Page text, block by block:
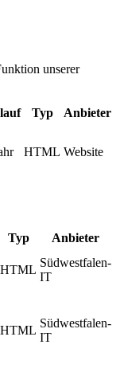
unserer
Typ Anbieter
HTML Website
Typ Anbieter
HTML
Südwestfalen-
IT
HTML
Südwestfalen-
IT